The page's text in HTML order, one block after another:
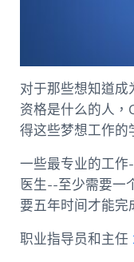
对于那些想知道
资格是什么的人，
得这些梦想工作的
一些最专业的工
医生--至少需要一
要五年时间才能完
职业指导员和主任